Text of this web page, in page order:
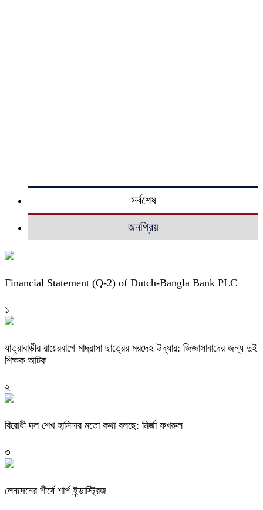
সর্বশেষ
জনপ্রিয়
Financial Statement (Q-2) of Dutch-Bangla Bank PLC
১
যাত্রাবাড়ীর রায়েরবাগে মাদ্রাসা ছাত্রের মরদেহ উদ্ধার: জিজ্ঞাসাবাদের জন্য দুই
শিক্ষক আটক
২
বিরোধী দল শেখ হাসিনার মতো কথা বলছে: মির্জা ফখরুল
৩
লেনদেনের শীর্ষে শার্প ইন্ডাস্ট্রিজ